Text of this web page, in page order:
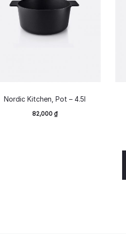
Nordic Kitchen, Pot – 4.5l
82,000₫